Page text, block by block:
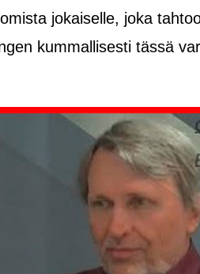
jokaiselle, joka
kummallisesti tässä